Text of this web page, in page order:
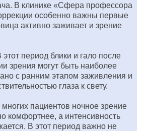
В клинике «Сфера профессора
особенно важны первые
активно заживает и зрение
этот период блики и гало после
зрения могут быть наиболее
с ранним этапом заживления и
глаза к свету.
многих пациентов ночное зрение
комфортнее, а интенсивность
В этот период важно не